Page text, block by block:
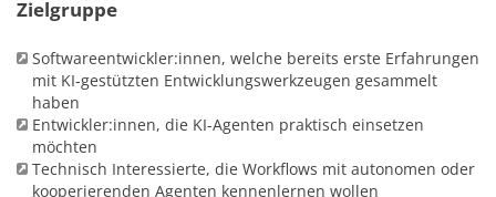
Zielgruppe
Softwareentwickler:innen, welche bereits erste Erfahrungen
mit KI-gestützten Entwicklungswerkzeugen gesammelt
haben
Entwickler:innen, die KI-Agenten praktisch einsetzen
möchten
Technisch Interessierte, die Workflows mit autonomen oder
kooperierenden Agenten kennenlernen wollen